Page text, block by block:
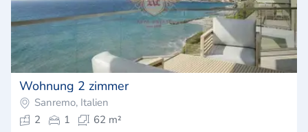
Wohnung 2 zimmer
Sanremo, Italien
2
1
62 m²